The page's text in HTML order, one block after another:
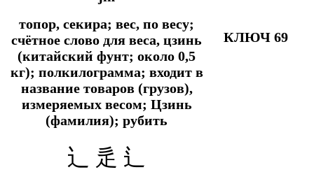
топор, секира; вес, по весу;
счётное слово для веса, цзинь
(китайский фунт; около 0,5
кг); полкилограмма; входит в
название товаров (грузов),
измеряемых весом; Цзинь
(фамилия); рубить
КЛЮЧ 69
辶 辵 ⻍